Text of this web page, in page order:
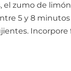
el zumo de
5 y 8